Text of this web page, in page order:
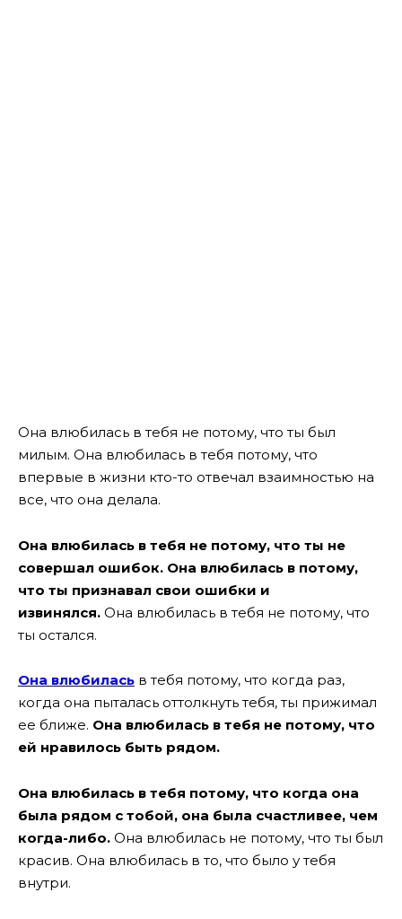
Она влюбилась в тебя не потому, что ты был
милым. Она влюбилась в тебя потому, что
впервые в жизни кто-то отвечал взаимностью на
все, что она делала.
Она влюбилась в тебя не потому, что ты не
совершал ошибок. Она влюбилась в потому,
что ты признавал свои ошибки и
извинялся. Она влюбилась в тебя не потому, что
ты остался.
Она влюбилась в тебя потому, что когда раз,
когда она пыталась оттолкнуть тебя, ты прижимал
ее ближе. Она влюбилась в тебя не потому, что
ей нравилось быть рядом.
Она влюбилась в тебя потому, что когда она
была рядом с тобой, она была счастливее, чем
когда-либо. Она влюбилась не потому, что ты был
красив. Она влюбилась в то, что было у тебя
внутри.